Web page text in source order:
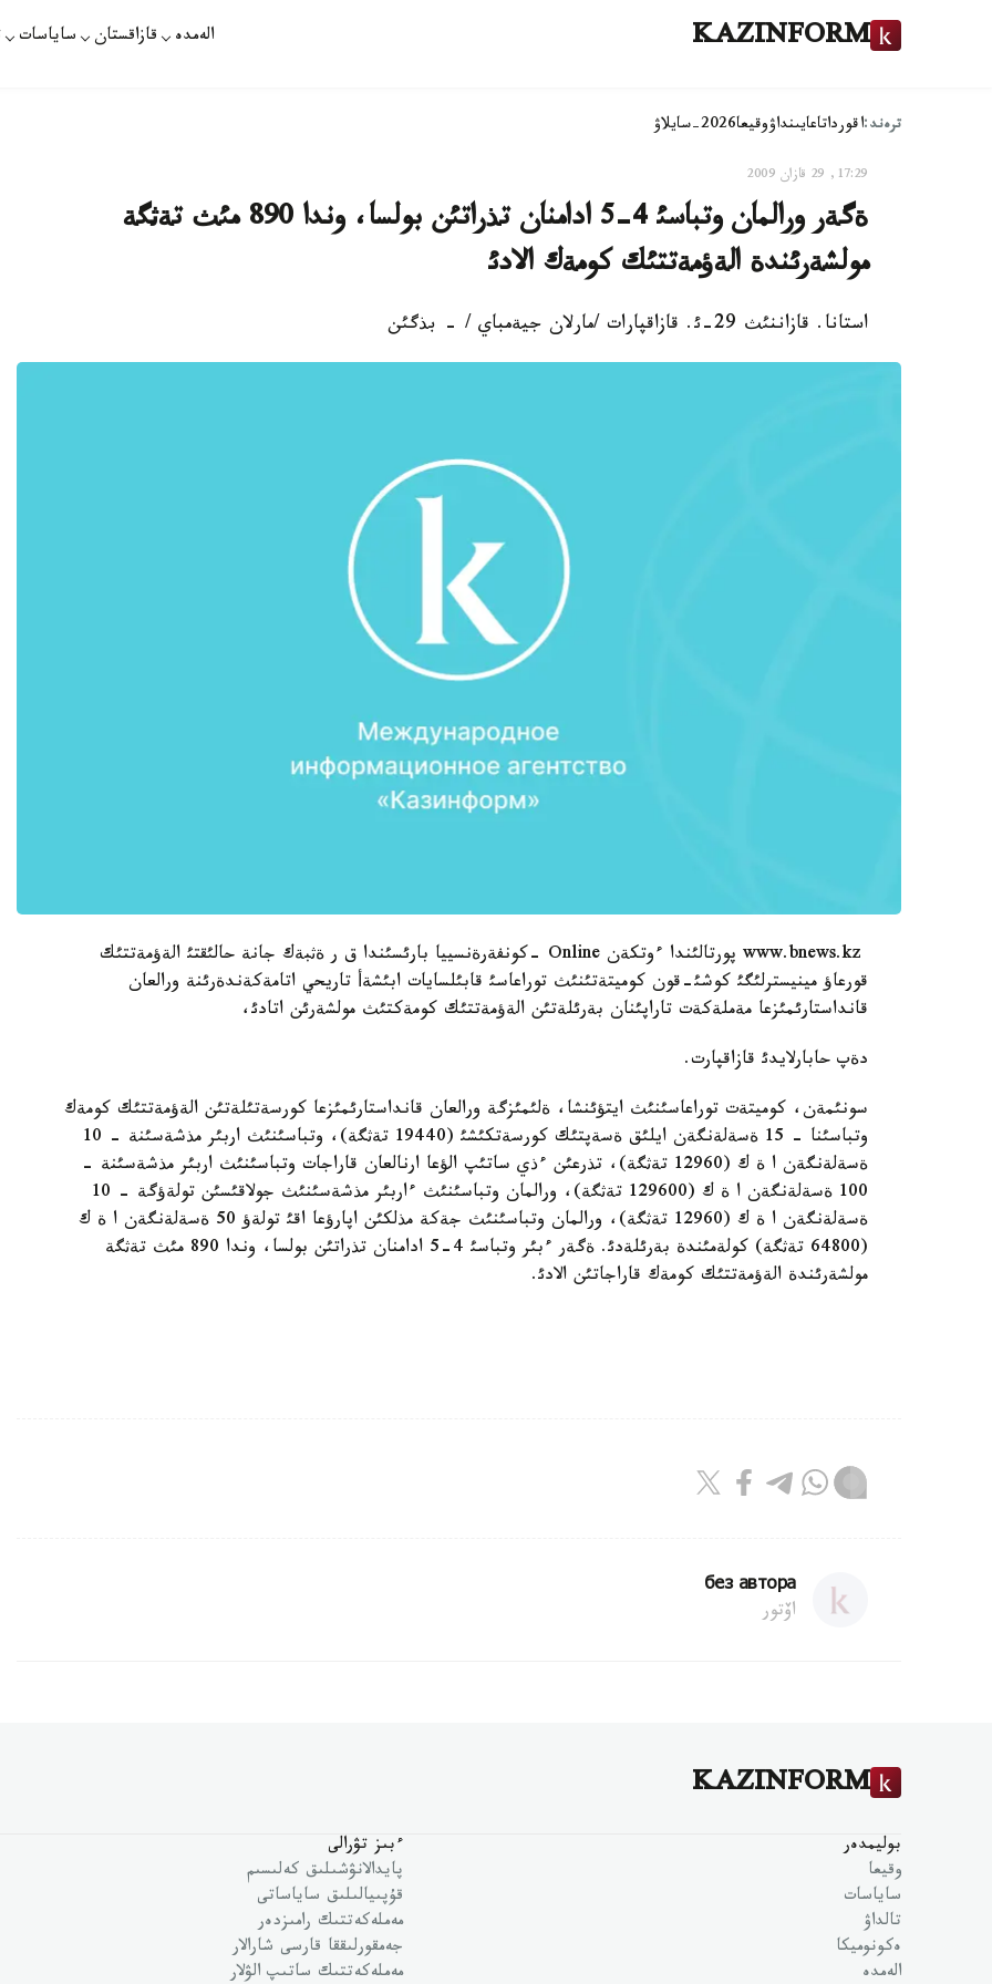
KAZINFORM الەمدە قازاقستان ساياسات
ترەند:اقورداتاعايىنداۋوقيعا2026-سايلاۋ
17:29, 29 قازان 2009
ةگةر ورالمان وتباسئ 4-5 ادامنان تذراتئن بولسا، وندا 890 مئث تةثگة
مولشةرئندة الةؤمةتتئك كومةك الادئ
استانا. قازاننئث 29-ئ. قازاقپارات /مارلان جيةمباي / - بذگئن
www.bnews.kz پورتالئندا ءوتكةن Online -كونفةرةنسييا بارئسئندا ق ر ةثبةك جانة حالئقتئ الةؤمةتتئك
قورعاؤ مينيسترلئگئ كوشئ-قون كوميتةتئنئث توراعاسئ قابئلسايات ابئشةأ تاريحي اتامةكةندةرئنة ورالعان
قانداستارئمئزعا مةملةكةت تاراپئنان بةرئلةتئن الةؤمةتتئك كومةكتئث مولشةرئن اتادئ،
دةپ حابارلايدئ قازاقپارت.
سونئمةن، كوميتةت توراعاسئنئث ايتؤئنشا، ةلئمئزگة ورالعان قانداستارئمئزعا كورسةتئلةتئن الةؤمةتتئك كومةك
وتباسئنا - 15 ةسةلةنگةن ايلئق ةسةپتئك كورسةتكئشئ (19440 تةثگة)، وتباسئنئث اربئر مذشةسئنة - 10
ةسةلةنگةن ا ة ك (12960 تةثگة)، تذرعئن ءذي ساتئپ الؤعا ارنالعان قاراجات وتباسئنئث اربئر مذشةسئنة -
100 ةسةلةنگةن ا ة ك (129600 تةثگة)، ورالمان وتباسئنئث ءاربئر مذشةسئنئث جولاقئسئن تولةؤگة - 10
ةسةلةنگةن ا ة ك (12960 تةثگة)، ورالمان وتباسئنئث جةكة مذلكئن اپارؤعا اقئ تولةؤ 50 ةسةلةنگةن ا ة ك
(64800 تةثگة) كولةمئندة بةرئلةدئ. ةگةر ءبئر وتباسئ 4-5 ادامنان تذراتئن بولسا، وندا 890 مئث تةثگة
مولشةرئندة الةؤمةتتئك كومةك قاراجاتئن الادئ.
без автора
اۆتور
KAZINFORM
بوليمدەر
وقيعا
ساياسات
تالداۋ
ەكونوميكا
الەمدە
ءبىز تۋرالى
پايدالانۋشىلىق كەلىسىم
قۇپىيالىلىق ساياساتى
مەملەكەتتىك رامىزدەر
جەمقورلىققا قارسى شارالار
مەملەكەتتىك ساتىپ الۋلار